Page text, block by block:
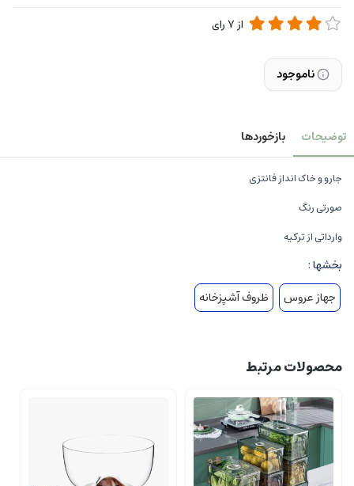
از 7رای
ناموجود
توضیحات بازخوردها
جارو و خاک انداز فانتزی
صورتی رنگ
وارداتی از ترکیه
بخشها :
جهاز عروس
ظروف آشپزخانه
محصولات مرتبط